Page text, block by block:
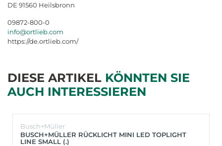
DE 91560 Heilsbronn
09872-800-0
info@ortlieb.com
https://de.ortlieb.com/
DIESE ARTIKEL KÖNNTEN SIE
AUCH INTERESSIEREN
Busch+Müller
BUSCH+MÜLLER RÜCKLICHT MINI LED TOPLIGHT
LINE SMALL (.)